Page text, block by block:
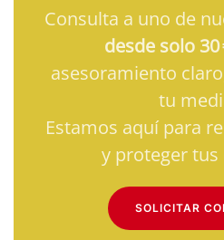
Consulta a uno de
desde solo 30
asesoramiento
tu
Estamos aquí para
y proteger tus
SOLICITAR